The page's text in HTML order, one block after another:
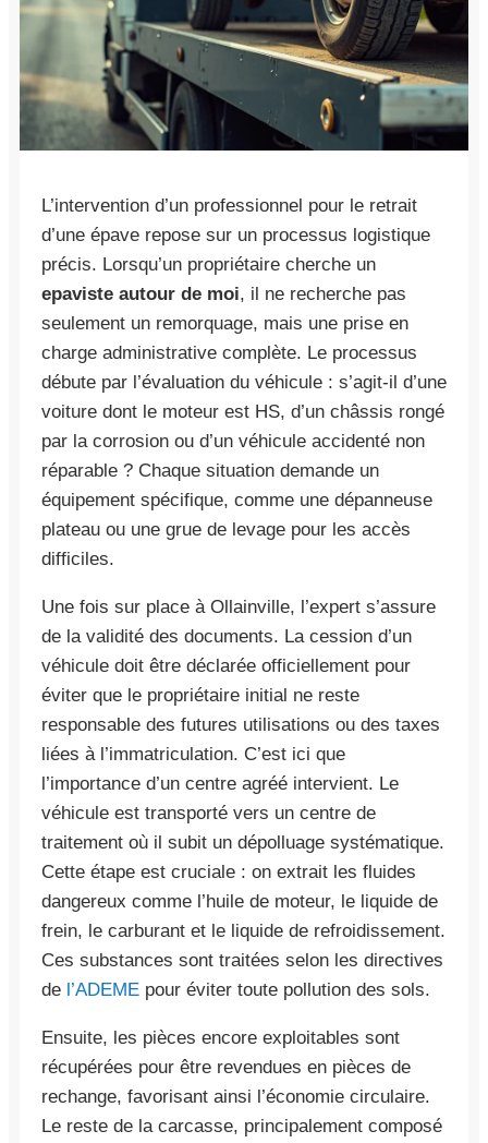
L’intervention d’un professionnel pour le retrait
d’une épave repose sur un processus logistique
précis. Lorsqu’un propriétaire cherche un
epaviste autour de moi, il ne recherche pas
seulement un remorquage, mais une prise en
charge administrative complète. Le processus
débute par l’évaluation du véhicule : s’agit-il d’une
voiture dont le moteur est HS, d’un châssis rongé
par la corrosion ou d’un véhicule accidenté non
réparable ? Chaque situation demande un
équipement spécifique, comme une dépanneuse
plateau ou une grue de levage pour les accès
difficiles.
Une fois sur place à Ollainville, l’expert s’assure
de la validité des documents. La cession d’un
véhicule doit être déclarée officiellement pour
éviter que le propriétaire initial ne reste
responsable des futures utilisations ou des taxes
liées à l’immatriculation. C’est ici que
l’importance d’un centre agréé intervient. Le
véhicule est transporté vers un centre de
traitement où il subit un dépolluage systématique.
Cette étape est cruciale : on extrait les fluides
dangereux comme l’huile de moteur, le liquide de
frein, le carburant et le liquide de refroidissement.
Ces substances sont traitées selon les directives
de l’ADEME pour éviter toute pollution des sols.
Ensuite, les pièces encore exploitables sont
récupérées pour être revendues en pièces de
rechange, favorisant ainsi l’économie circulaire.
Le reste de la carcasse, principalement composé